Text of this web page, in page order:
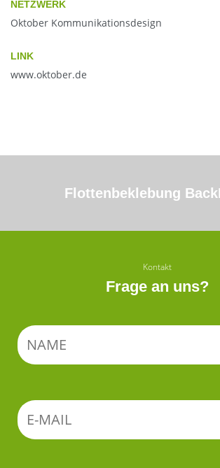
NETZWERK
Oktober Kommunikationsdesign
LINK
www.oktober.de
Flottenbeklebung
Kontakt
Frage an uns?